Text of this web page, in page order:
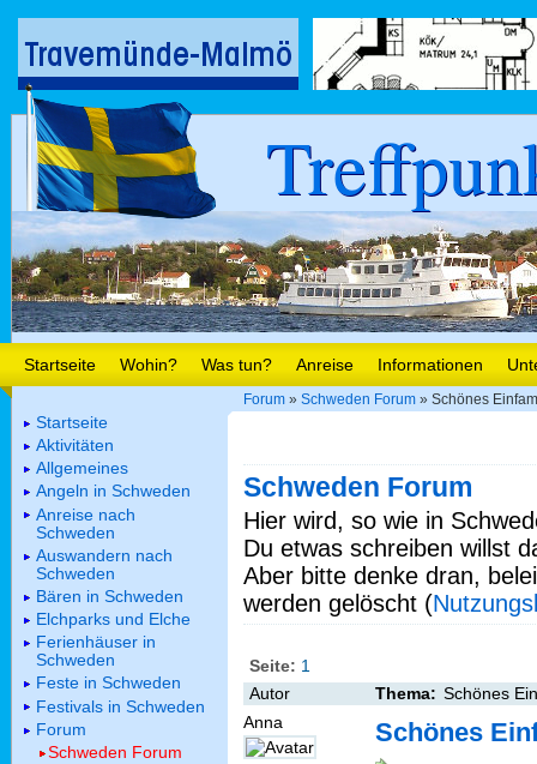
Startseite Wohin? Was tun? Anreise Informationen
Forum » Schweden Forum » Schönes
Schweden Forum
Hier wird, so wie in
Du etwas schreiben willst
Aber bitte denke dran,
werden gelöscht (
Seite: 1
Autor
Thema: Schönes
Anna
Schönes
Startseite
Aktivitäten
Allgemeines
Angeln in Schweden
Anreise nach
Schweden
Auswandern nach
Schweden
Bären in Schweden
Elchparks und Elche
Ferienhäuser in
Schweden
Feste in Schweden
Festivals in Schweden
Forum
Schweden Forum